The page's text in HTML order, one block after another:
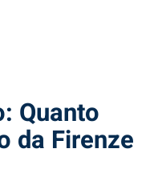
Quanto
da Firenze